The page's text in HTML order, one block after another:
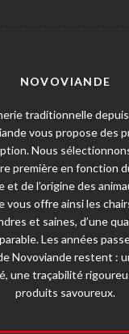
NOVOVIANDE
traditionnelle
vous propose des
Nous
première en fonction
et de l’origine des
vous offre ainsi les
et saines, d’une
Les années
Novoviande restent :
une traçabilité
produits savoureux.